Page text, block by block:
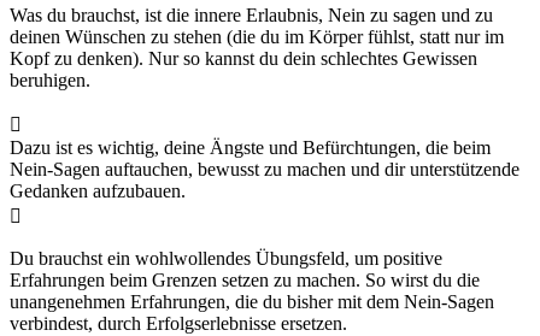
Was du brauchst, ist die innere Erlaubnis, Nein zu sagen und zu
deinen Wünschen zu stehen (die du im Körper fühlst, statt nur im
Kopf zu denken). Nur so kannst du dein schlechtes Gewissen
beruhigen.

Dazu ist es wichtig, deine Ängste und Befürchtungen, die beim
Nein-Sagen auftauchen, bewusst zu machen und dir unterstützende
Gedanken aufzubauen.

Du brauchst ein wohlwollendes Übungsfeld, um positive
Erfahrungen beim Grenzen setzen zu machen. So wirst du die
unangenehmen Erfahrungen, die du bisher mit dem Nein-Sagen
verbindest, durch Erfolgserlebnisse ersetzen.